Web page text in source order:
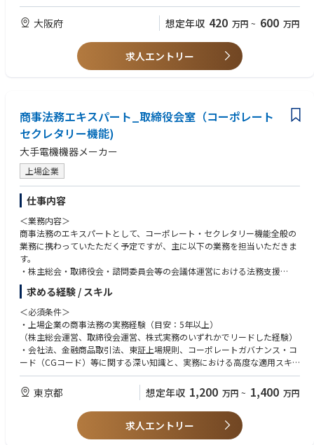
【必須】
・在庫管理業務に問題なく従事可能な方
・セキュリティやAV、ITインフラ、建設設備、物流、倉庫管理業界での就
【求める人物像】
・明るく、前向き、スタートアップ企業および外資系企業のカルチャーに
フィットする方
・丁寧なコミュニケーションが取れる方
・縁の下の力持ちとして周囲を支えることにやりがいを感じられる方
・細部への注意力があり、正確かつ丁寧に業務を進められる方
・マニュアルなどは整備されておらず、自身で考え動ける方
・環境の変化を前向きに楽しめる方
大阪府 想定年収 420 万円 ~ 600 万円
求人エントリー
商事法務エキスパート_取締役会室（コーポレート
セクレタリー機能)
大手電機機器メーカー
上場企業
仕事内容
＜業務内容＞
商事法務のエキスパートとして、コーポレート・セクレタリー機能全般の
業務に携わっていたただく予定ですが、主に以下の業務を担当いただきま
す。
・株主総会・取締役会・諮問委員会等の会議体運営における法務支援
・会社法、金融商品取引法、上場規則等に基づく法定開示書類の企画・作
成・管理
・コーポレート・ガバナンスや内部統制システムに関する企画・運用
・株主対応（議決権行使助言会社対応・株主提案対応等）における法務支
援
・定款・株式関連規程等の整備・運用
※会社の定める職務の範囲で今後変更となる可能性があります
＜アピールポイント＞
・当社はガバナンス、特にCEOの選解任などで、資本市場において高い評
価を受けており、ご自身のキャリア形成に有効なスキル・経験を積むこと
ができる役割・職場です。
・最高意思決定機関（取締役会）の運営に深く関与でき、法務の領域に留
求める経験 / スキル
＜必須条件＞
・上場企業の商事法務の実務経験（目安：5年以上）
（株主総会運営、取締役会運営、株式実務のいずれかでリードした経験）
・会社法、金融商品取引法、東証上場規則、コーポレートガバナンス・コ
ード（CGコード）等に関する深い知識と、実務における高度な適用スキ
ル
・ガバナンス体制構築や開示対応など、上場企業特有の法務課題を解決し
た経験
・社内外ステークホルダー（役員、社外役員、関係部門、社外弁護士等）
との調整のご経験
・ビジネスレベルの英語力
東京都 想定年収 1,200 万円 ~ 1,400 万円
求人エントリー